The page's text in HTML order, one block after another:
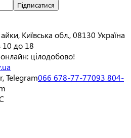
Підписатися
Київська обл., 08130 Україна
10 до 18
цілодобово!
Telegram066 678-77-77093 804-